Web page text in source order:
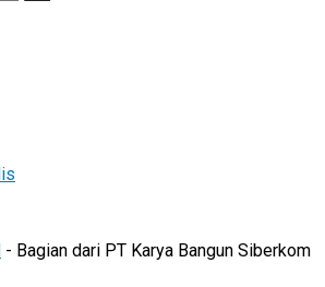
- Bagian dari PT Karya Bangun Siberkom